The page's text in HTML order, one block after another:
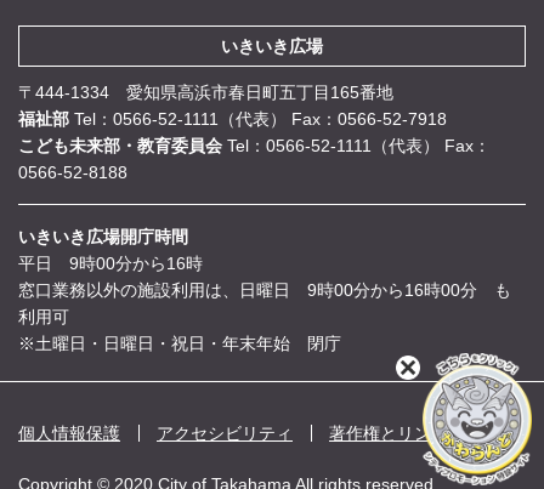
いきいき広場
〒444-1334 愛知県高浜市春日町五丁目165番地
福祉部 Tel：0566-52-1111（代表）
Fax：0566-52-7918
こども未来部・教育委員会 Tel：0566-52-1111（代表）
Fax：
0566-52-8188
いきいき広場開庁時間
平日 9時00分から16時
窓口業務以外の施設利用は、日曜日 9時00分から16時00分 も
利用可
※土曜日・日曜日・祝日・年末年始 閉庁
個人情報保護 アクセシビリティ 著作権とリンク
Copyright © 2020 City of Takahama All rights reserved
閉